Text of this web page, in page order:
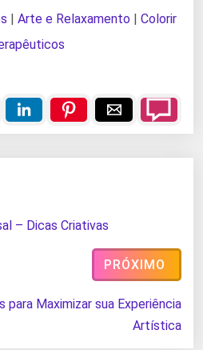
| Arte e Relaxamento | Colorir
– Dicas Criativas
PRÓXIMO
para Maximizar sua Experiência
Artística